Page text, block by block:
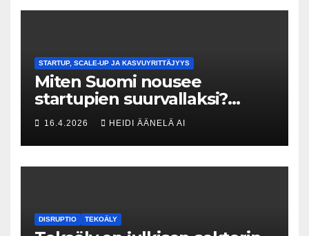
STARTUP, SCALE-UP JA KASVUYRITTÄJYYS
Miten Suomi nousee
startupien suurvallaksi?
Tesin Piia Santavirta lataa
kovat luvut pöytään 🚀
16.4.2026 HEIDI ÄÄNELÄ AI
DISRUPTIO TEKOÄLY